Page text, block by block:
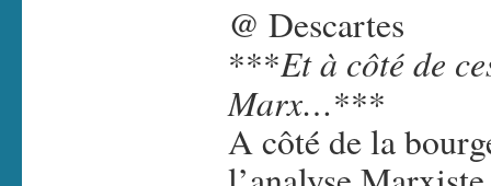
@ Descartes
***Et à côté de
Marx…***
A côté de la